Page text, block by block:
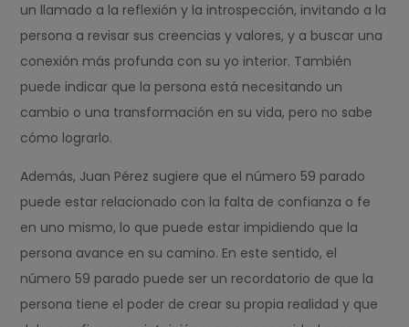
un llamado a la reflexión y la introspección, invitando a la
persona a revisar sus creencias y valores, y a buscar una
conexión más profunda con su yo interior. También
puede indicar que la persona está necesitando un
cambio o una transformación en su vida, pero no sabe
cómo lograrlo.
Además, Juan Pérez sugiere que el número 59 parado
puede estar relacionado con la falta de confianza o fe
en uno mismo, lo que puede estar impidiendo que la
persona avance en su camino. En este sentido, el
número 59 parado puede ser un recordatorio de que la
persona tiene el poder de crear su propia realidad y que